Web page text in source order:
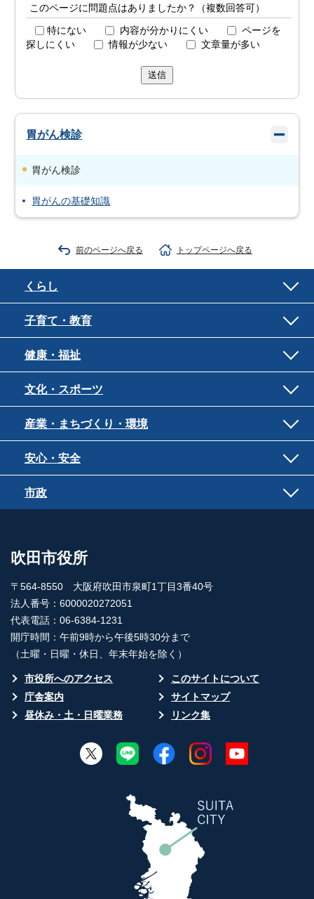
このページに問題点はありましたか？（複数回答可）
特にない 内容が分かりにくい
ページを
探しにくい
情報が少ない 文章量が多い
送信
胃がん検診
胃がん検診
胃がんの基礎知識
前のページへ戻る トップページへ戻る
くらし
子育て・教育
健康・福祉
文化・スポーツ
産業・まちづくり・環境
安心・安全
市政
吹田市役所
〒564-8550 大阪府吹田市泉町1丁目3番40号
法人番号：6000020272051
代表電話：06-6384-1231
開庁時間：午前9時から午後5時30分まで
（土曜・日曜・休日、年末年始を除く）
市役所へのアクセス
このサイトについて
庁舎案内
サイトマップ
昼休み・土・日曜業務
リンク集